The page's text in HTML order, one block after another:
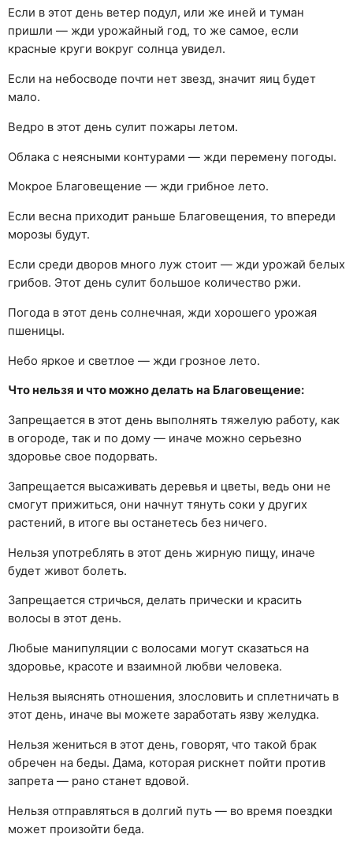
Если в этот день ветер подул, или же иней и туман
пришли — жди урожайный год, то же самое, если
красные круги вокруг солнца увидел.
Если на небосводе почти нет звезд, значит яиц будет
мало.
Ведро в этот день сулит пожары летом.
Облака с неясными контурами — жди перемену погоды.
Мокрое Благовещение — жди грибное лето.
Если весна приходит раньше Благовещения, то впереди
морозы будут.
Если среди дворов много луж стоит — жди урожай белых
грибов. Этот день сулит большое количество ржи.
Погода в этот день солнечная, жди хорошего урожая
пшеницы.
Небо яркое и светлое — жди грозное лето.
Что нельзя и что можно делать на Благовещение:
Запрещается в этот день выполнять тяжелую работу, как
в огороде, так и по дому — иначе можно серьезно
здоровье свое подорвать.
Запрещается высаживать деревья и цветы, ведь они не
смогут прижиться, они начнут тянуть соки у других
растений, в итоге вы останетесь без ничего.
Нельзя употреблять в этот день жирную пищу, иначе
будет живот болеть.
Запрещается стричься, делать прически и красить
волосы в этот день.
Любые манипуляции с волосами могут сказаться на
здоровье, красоте и взаимной любви человека.
Нельзя выяснять отношения, злословить и сплетничать в
этот день, иначе вы можете заработать язву желудка.
Нельзя жениться в этот день, говорят, что такой брак
обречен на беды. Дама, которая рискнет пойти против
запрета — рано станет вдовой.
Нельзя отправляться в долгий путь — во время поездки
может произойти беда.